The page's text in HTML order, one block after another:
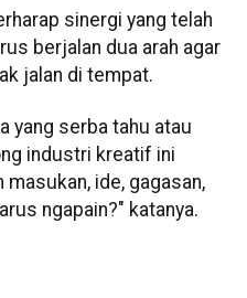
sinergi yang telah
berjalan dua arah agar
jalan di tempat.
yang serba tahu atau
industri kreatif ini
ide, gagasan,
ngapain?" katanya.